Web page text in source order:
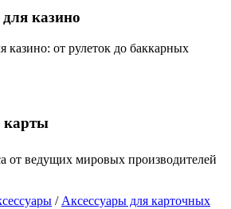
казино
казино: от рулеток до баккарных
карты
от ведущих мировых производителей
/ Аксессуары для карточных